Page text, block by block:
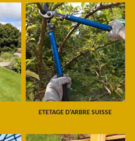
ETETAGE D'ARBRE SUISSE